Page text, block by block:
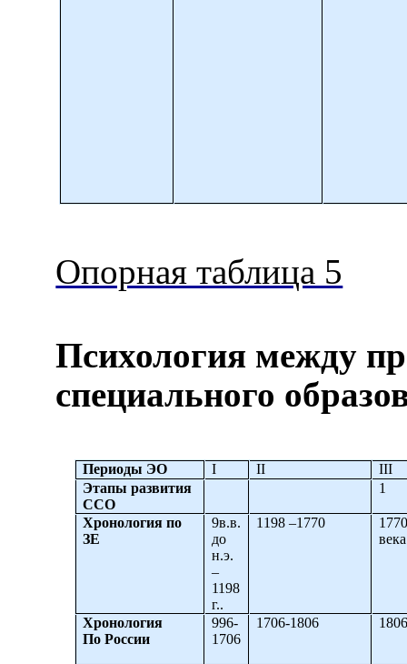
Опорная таблица 5
Психология между
специального
Периоды ЭО I II
III
Этапы развития
ССО
1
Хронология по
ЗЕ
9в.в.
до
н.э.
–
1198
г..
1198 –1770
века
Хронология
По России
996-
1706
1706-1806